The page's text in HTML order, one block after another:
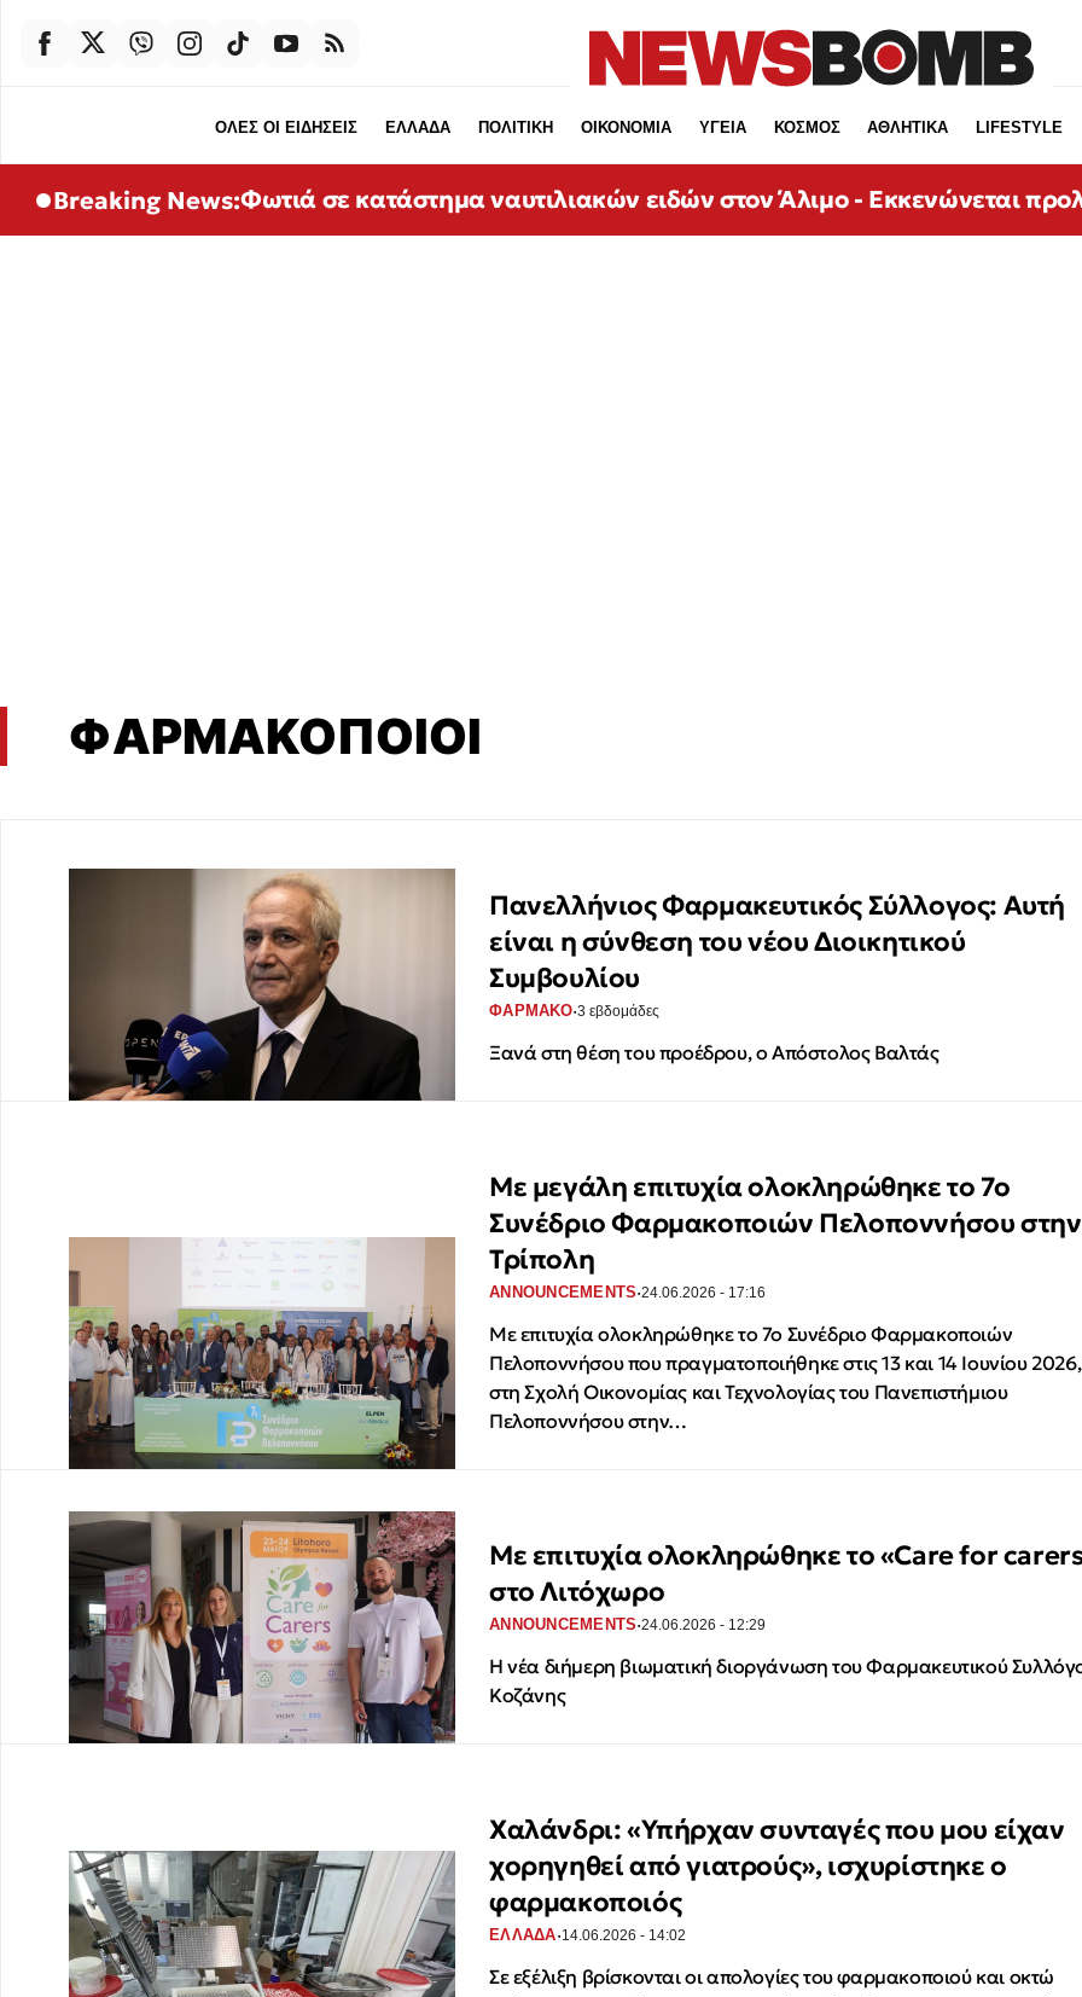
ΟΛΕΣ ΟΙ ΕΙΔΗΣΕΙΣ ΕΛΛΑΔΑ ΠΟΛΙΤΙΚΗ ΟΙΚΟΝΟΜΙΑ ΥΓΕΙΑ ΚΟΣΜΟΣ ΑΘΛΗΤΙΚΑ LIFESTYLE
Breaking News:Φωτιά σε κατάστημα ναυτιλιακών ειδών στον Άλιμο - Εκκενώνεται
ΦΑΡΜΑΚΟΠΟΙΟΙ
Πανελλήνιος Φαρμακευτικός Σύλλογος: Αυτή
είναι η σύνθεση του νέου Διοικητικού
Συμβουλίου
ΦΑΡΜΑΚΟ·3 εβδομάδες
Ξανά στη θέση του προέδρου, ο Απόστολος Βαλτάς
Με μεγάλη επιτυχία ολοκληρώθηκε το 7ο
Συνέδριο Φαρμακοποιών Πελοποννήσου στην
Τρίπολη
ANNOUNCEMENTS·24.06.2026 - 17:16
Με επιτυχία ολοκληρώθηκε το 7ο Συνέδριο Φαρμακοποιών
Πελοποννήσου που πραγματοποιήθηκε στις 13 και 14 Ιουνίου 2026,
στη Σχολή Οικονομίας και Τεχνολογίας του Πανεπιστήμιου
Πελοποννήσου στην…
Με επιτυχία ολοκληρώθηκε το «Care for
στο Λιτόχωρο
ANNOUNCEMENTS·24.06.2026 - 12:29
Η νέα διήμερη βιωματική διοργάνωση του Φαρμακευτικού
Κοζάνης
Χαλάνδρι: «Υπήρχαν συνταγές που μου είχαν
χορηγηθεί από γιατρούς», ισχυρίστηκε ο
φαρμακοποιός
ΕΛΛΑΔΑ·14.06.2026 - 14:02
Σε εξέλιξη βρίσκονται οι απολογίες του φαρμακοποιού και οκτώ